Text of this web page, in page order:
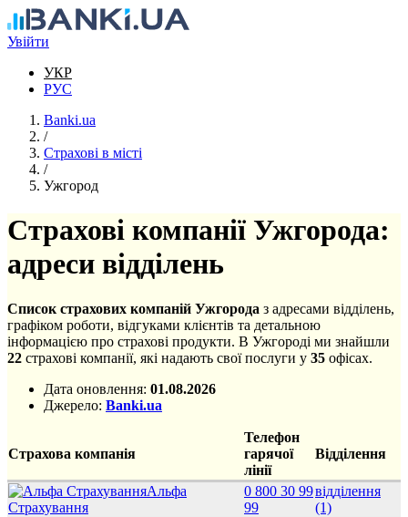
Перейти до основного вмісту
Увійти
УКР
РУС
Banki.ua
/
Страхові в місті
/
Ужгород
Страхові компанії Ужгорода:
адреси відділень
Список страхових компаній Ужгорода з адресами відділень,
графіком роботи, відгуками клієнтів та детальною
інформацією про страхові продукти. В Ужгороді ми знайшли
22 страхові компанії, які надають свої послуги у 35 офісах.
Дата оновлення: 01.08.2026
Джерело: Banki.ua
Страхова компанія
Телефон
гарячої
лінії
Відділення
Альфа
Страхування
0 800 30 99
99
відділення
(1)